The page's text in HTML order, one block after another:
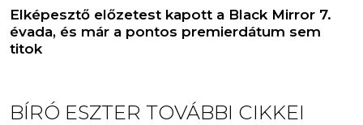
Elképesztő előzetest kapott a Black Mirror 7.
évada, és már a pontos premierdátum sem
titok
BÍRÓ ESZTER TOVÁBBI CIKKEI